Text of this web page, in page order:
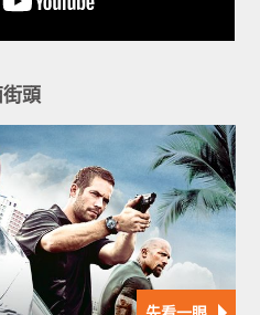
頭